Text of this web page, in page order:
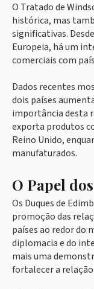
O Tratado de
histórica, mas
significativas.
Europeia, há um
comerciais com
Dados recentes
dois países
importância desta
exporta produtos
Reino Unido,
manufaturados.
O Papel
Os Duques de
promoção das
países ao redor do
diplomacia e do
mais uma
fortalecer a